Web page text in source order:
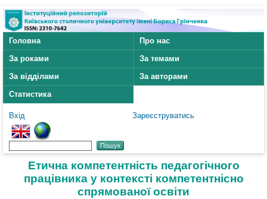
Головна
Про нас
За роками
За темами
За відділами
За авторами
Статистика
Вхід Зареєструватись
Етична компетентність педагогічного
працівника у контексті компетентнісно
спрямованої освіти